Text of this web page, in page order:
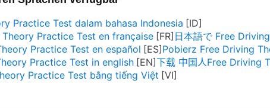
Practice Test dalam bahasa Indonesia
Practice Test en française
日本語で Free
Practice Test en español
Pobierz Free Driving
Practice Test in english
下载 中国人Free Driving
Practice Test bằng tiếng Việt